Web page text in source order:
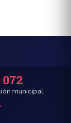
072
municipal